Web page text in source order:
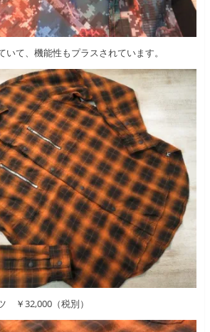
て、機能性もプラスされています。
￥32,000（税別）